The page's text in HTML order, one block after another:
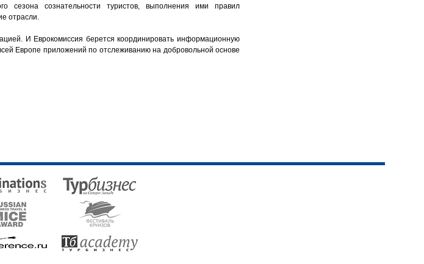
сезона сознательности туристов, выполнения ими правил
отрасли.
И Еврокомиссия берется координировать информационную
Европе приложений по отслеживанию на добровольной основе